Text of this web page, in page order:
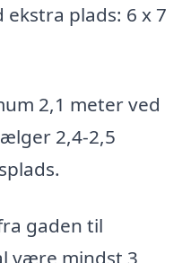
plads: 6 x 7
2,1 meter ved
2,4-2,5
gaden til
være mindst 3